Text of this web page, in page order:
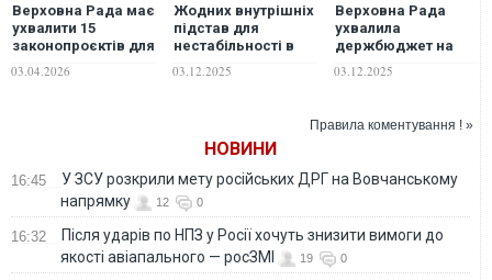
Верховна Рада має
ухвалити 15
законопроєктів для
бюджету, -
03.04.2026
Жодних внутрішніх
підстав для
нестабільності в
Зеленський
03.12.2025
Верховна Рада
ухвалила
держбюджет на
03.12.2025
Правила коментування ! »
НОВИНИ
16:45
У ЗСУ розкрили мету російських ДРГ на Вовчанському
напрямку
12 0
16:32
Після ударів по НПЗ у Росії хочуть знизити вимоги до
якості авіапального — росЗМІ
19 0